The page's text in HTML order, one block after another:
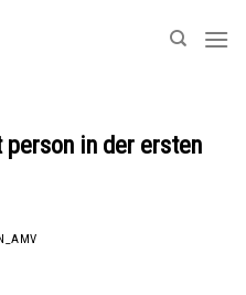
person in der ersten